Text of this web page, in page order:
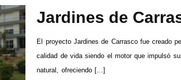
Jardines de
El proyecto Jardines de Carrasco fue creado
calidad de vida siendo el motor que impulsó
natural, ofreciendo […]